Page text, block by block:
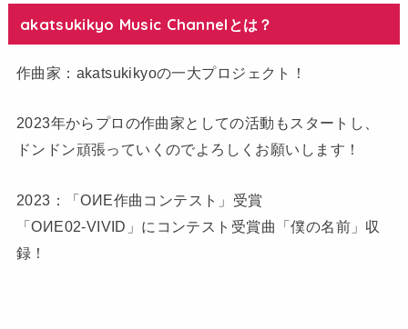
akatsukikyo Music Channelとは？
作曲家：akatsukikyoの一大プロジェクト！
2023年からプロの作曲家としての活動もスタートし、
ドンドン頑張っていくのでよろしくお願いします！
2023：「OИE作曲コンテスト」受賞
「OИE02-VIVID」にコンテスト受賞曲「僕の名前」収
録！